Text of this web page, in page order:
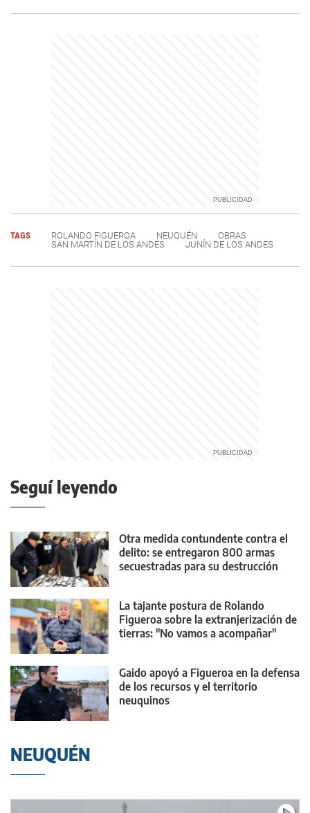
TAGS ROLANDO FIGUEROA NEUQUÉN
OBRAS
SAN MARTÍN DE LOS ANDES
JUNÍN DE LOS ANDES
Seguí leyendo
Otra medida contundente contra el
delito: se entregaron 800 armas
secuestradas para su destrucción
La tajante postura de Rolando
Figueroa sobre la extranjerización de
tierras: "No vamos a acompañar"
Gaido apoyó a Figueroa en la defensa
de los recursos y el territorio
neuquinos
NEUQUÉN